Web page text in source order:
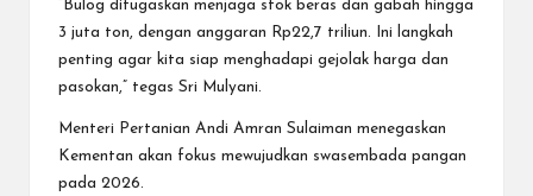
“Bulog ditugaskan menjaga stok beras dan gabah hingga
3 juta ton, dengan anggaran Rp22,7 triliun. Ini langkah
penting agar kita siap menghadapi gejolak harga dan
pasokan,” tegas Sri Mulyani.
Menteri Pertanian Andi Amran Sulaiman menegaskan
Kementan akan fokus mewujudkan swasembada pangan
pada 2026.